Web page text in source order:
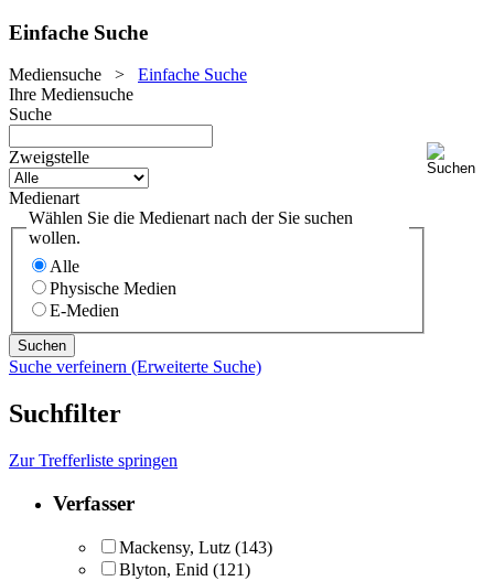
Einfache Suche
Mediensuche > Einfache Suche
Ihre Mediensuche
Suche
Zweigstelle
Medienart
Wählen Sie die Medienart nach der Sie suchen
wollen.
Alle
Physische Medien
E-Medien
Suche verfeinern (Erweiterte Suche)
Suchfilter
Zur Trefferliste springen
Verfasser
Mackensy, Lutz (143)
Blyton, Enid (121)